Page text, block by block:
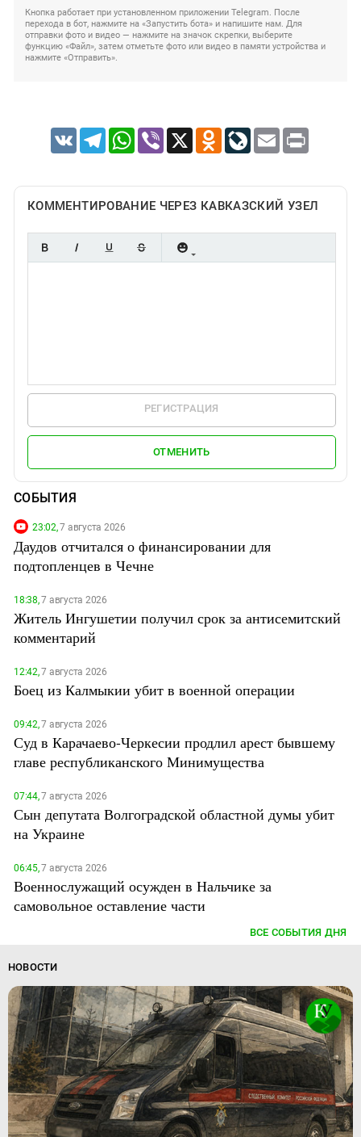
Кнопка работает при установленном приложении Telegram. После
перехода в бот, нажмите на «Запустить бота» и напишите нам. Для
отправки фото и видео — нажмите на значок скрепки, выберите
функцию «Файл», затем отметьте фото или видео в памяти устройства и
нажмите «Отправить».
VK TelegramWhatsApp
Viber X Odnoklassniki
LiveJournal
Email Print
КОММЕНТИРОВАНИЕ ЧЕРЕЗ КАВКАЗСКИЙ УЗЕЛ
РЕГИСТРАЦИЯ
ОТМЕНИТЬ
СОБЫТИЯ
23:02,7 августа 2026
Даудов отчитался о финансировании для
подтопленцев в Чечне
18:38,7 августа 2026
Житель Ингушетии получил срок за антисемитский
комментарий
12:42,7 августа 2026
Боец из Калмыкии убит в военной операции
09:42,7 августа 2026
Суд в Карачаево-Черкесии продлил арест бывшему
главе республиканского Минимущества
07:44,7 августа 2026
Сын депутата Волгоградской областной думы убит
на Украине
06:45,7 августа 2026
Военнослужащий осужден в Нальчике за
самовольное оставление части
ВСЕ СОБЫТИЯ ДНЯ
НОВОСТИ